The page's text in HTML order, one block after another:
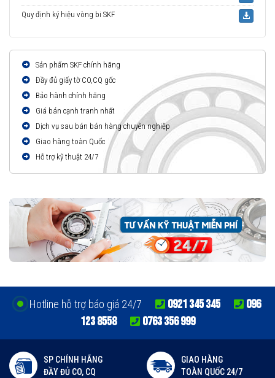
Quy định ký hiệu vòng bi SKF
Sản phẩm SKF chính hãng
Đầy đủ giấy tờ CO,CQ gốc
Bảo hành chính hãng
Giá bán cạnh tranh nhất
Dịch vụ sau bán bán hàng chuyên nghiệp
Giao hàng toàn Quốc
Hỗ trợ kỹ thuật 24/7
Hotline hỗ trợ báo giá 24/7 0921 345 345
096
123 8558
0763 356 999
SP CHÍNH HÃNG
ĐẦY ĐỦ CO, CQ
GIAO HÀNG
TOÀN QUỐC 24/7